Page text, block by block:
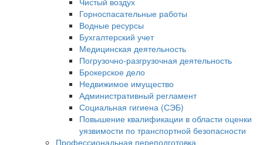
Горноспасательные работы
Водные ресурсы
Бухгалтерский учет
Медицинская деятельность
Погрузочно-разгрузочная деятельность
Брокерское дело
Недвижимое имущество
Административный регламент
Социальная гигиена (СЭБ)
Повышение квалификации в области оценки
уязвимости по транспортной безопасности
Профессиональная переподготовка